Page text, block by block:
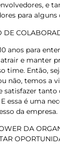
e
para alguns
DE
anos para
e manter
time. Então,
não, temos a
satisfazer tanto
essa é uma
da empresa.
DA